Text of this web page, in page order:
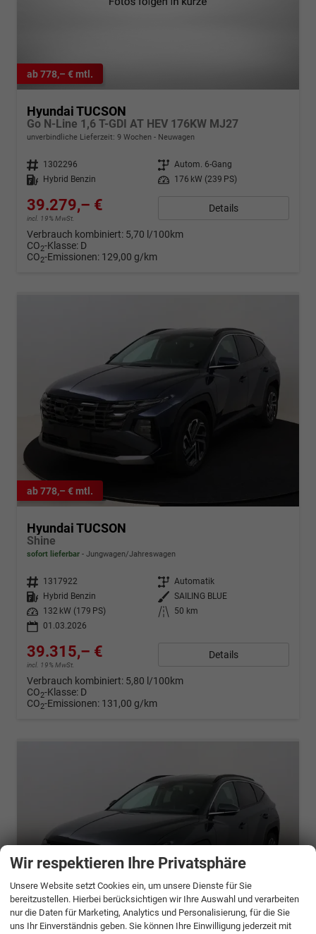
ab 778,– € mtl.
Hyundai TUCSON
Go N-Line 1,6 T-GDI AT HEV 176KW MJ27
unverbindliche Lieferzeit: 9 Wochen Neuwagen
Fahrzeugnr. 1302296 Getriebe Autom. 6-Gang
Kraftstoff
Hybrid Benzin Leistung 176 kW (239 PS)
39.279,– €
incl. 19% MwSt.
Details
Verbrauch kombiniert: 5,70 l/100km
CO2-Klasse: D
CO2-Emissionen: 129,00 g/km
ab 778,– € mtl.
Hyundai TUCSON
Shine
sofort lieferbar Jungwagen/Jahreswagen
Fahrzeugnr. 1317922 Getriebe Automatik
Kraftstoff
Hybrid Benzin Außenfarbe SAILING BLUE
Leistung
132 kW (179 PS) Kilometerstand
50 km
01.03.2026
39.315,– €
incl. 19% MwSt.
Details
Verbrauch kombiniert: 5,80 l/100km
CO2-Klasse: D
CO2-Emissionen: 131,00 g/km
Wir respektieren Ihre Privatsphäre
Unsere Website setzt Cookies ein, um unsere Dienste für Sie
bereitzustellen. Hierbei berücksichtigen wir Ihre Auswahl und verarbeiten
nur die Daten für Marketing, Analytics und Personalisierung, für die Sie
uns Ihr Einverständnis geben. Sie können Ihre Einwilligung jederzeit mit